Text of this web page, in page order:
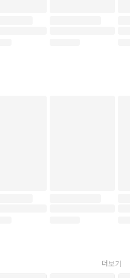
더보기